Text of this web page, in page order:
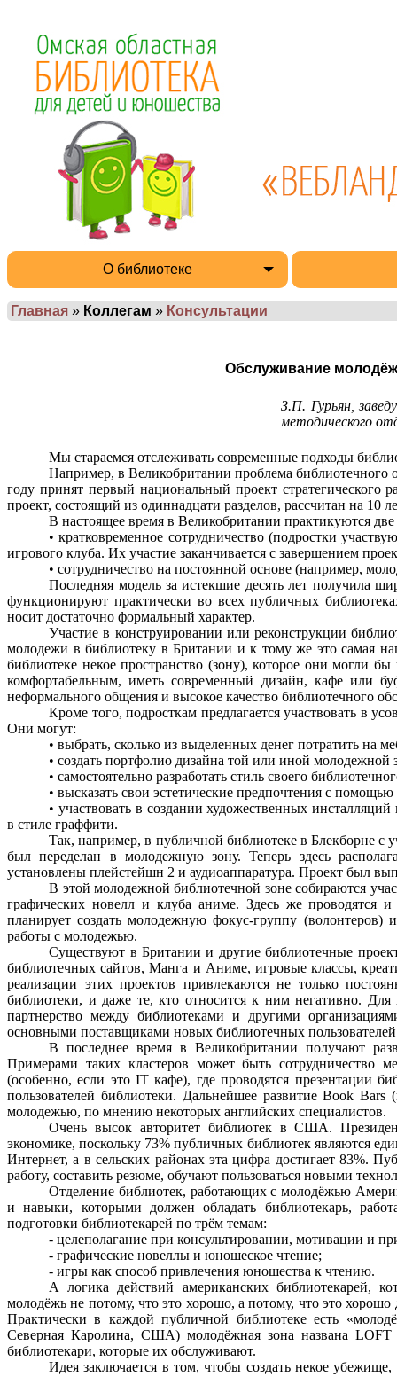
О библиотеке
Главная » Коллегам » Консультации
Обслуживание
З.П. Гурьян,
методического
Мы стараемся отслеживать современные подходы
Например, в Великобритании проблема библиотечного
году принят первый национальный проект стратегического
проект, состоящий из одиннадцати разделов, рассчитан на 10
В настоящее время в Великобритании практикуются
• кратковременное сотрудничество (подростки
игрового клуба. Их участие заканчивается с завершением
• сотрудничество на постоянной основе (например,
Последняя модель за истекшие десять лет получила
функционируют практически во всех публичных
носит достаточно формальный характер.
Участие в конструировании или реконструкции
молодежи в библиотеку в Британии и к тому же это самая
библиотеке некое пространство (зону), которое они могли
комфортабельным, иметь современный дизайн, кафе или
неформального общения и высокое качество библиотечного
Кроме того, подросткам предлагается участвовать в
Они могут:
• выбрать, сколько из выделенных денег потратить на
• создать портфолио дизайна той или иной молодежной
• самостоятельно разработать стиль своего
• высказать свои эстетические предпочтения с
• участвовать в создании художественных
в стиле граффити.
Так, например, в публичной библиотеке в Блекборне с
был переделан в молодежную зону. Теперь здесь
установлены плейстейшн 2 и аудиоаппаратура. Проект был
В этой молодежной библиотечной зоне собираются
графических новелл и клуба аниме. Здесь же проводятся
планирует создать молодежную фокус-группу (волонтеров)
работы с молодежью.
Существуют в Британии и другие библиотечные
библиотечных сайтов, Манга и Аниме, игровые классы,
реализации этих проектов привлекаются не только
библиотеки, и даже те, кто относится к ним негативно.
партнерство между библиотеками и другими
основными поставщиками новых библиотечных
В последнее время в Великобритании получают
Примерами таких кластеров может быть сотрудничество
(особенно, если это IT кафе), где проводятся презентации
пользователей библиотеки. Дальнейшее развитие Book
молодежью, по мнению некоторых английских специалистов.
Очень высок авторитет библиотек в США.
экономике, поскольку 73% публичных библиотек являются
Интернет, а в сельских районах эта цифра достигает 83%.
работу, составить резюме, обучают пользоваться новыми
Отделение библиотек, работающих с молодёжью
и навыки, которыми должен обладать библиотекарь,
подготовки библиотекарей по трём темам:
- целеполагание при консультировании, мотивации и
- графические новеллы и юношеское чтение;
- игры как способ привлечения юношества к чтению.
А логика действий американских библиотекарей,
молодёжь не потому, что это хорошо, а потому, что это
Практически в каждой публичной библиотеке есть
Северная Каролина, США) молодёжная зона названа
библиотекари, которые их обслуживают.
Идея заключается в том, чтобы создать некое